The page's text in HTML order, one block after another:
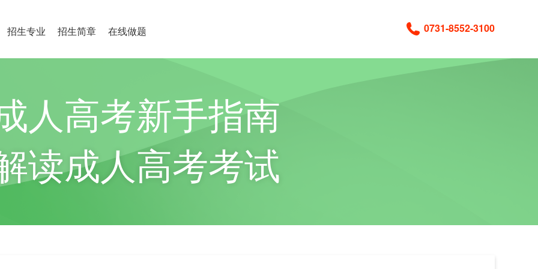
招生专业 招生简章 在线做题 0731-8552-3100
人高考新手指南
读成人高考考试